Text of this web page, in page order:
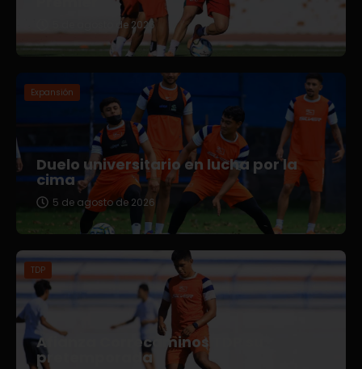
5 de agosto de 2026
Expansión
Duelo universitario en lucha por la
cima
5 de agosto de 2026
TDP
Afianza Correcaminos TDP su
pretemporada